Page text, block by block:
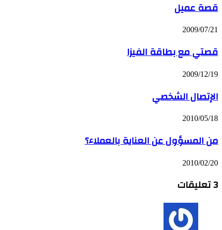
قصة عميل
2009/07/21
قصتي مع بطاقة الفيزا
2009/12/19
الإتصال الشخصي
2010/05/18
من المسؤول عن العناية بالعملاء؟
2010/02/20
‫3 تعليقات